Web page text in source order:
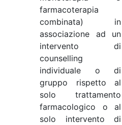
farmacoterapia
combinata) in
associazione ad un
intervento di
counselling
individuale o di
gruppo rispetto al
solo trattamento
farmacologico o al
solo intervento di